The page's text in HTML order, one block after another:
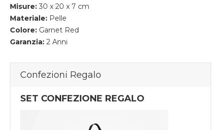
Misure: 30 x 20 x 7 cm
Materiale: Pelle
Colore: Garnet Red
Garanzia: 2 Anni
Confezioni Regalo
SET CONFEZIONE REGALO